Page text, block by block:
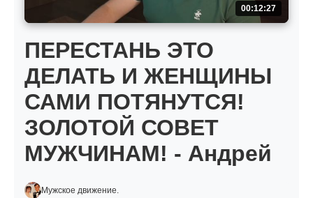
00:12:27
ПЕРЕСТАНЬ ЭТО
ДЕЛАТЬ И ЖЕНЩИНЫ
САМИ ПОТЯНУТСЯ!
ЗОЛОТОЙ СОВЕТ
МУЖЧИНАМ! - Андрей
Мужское движение.